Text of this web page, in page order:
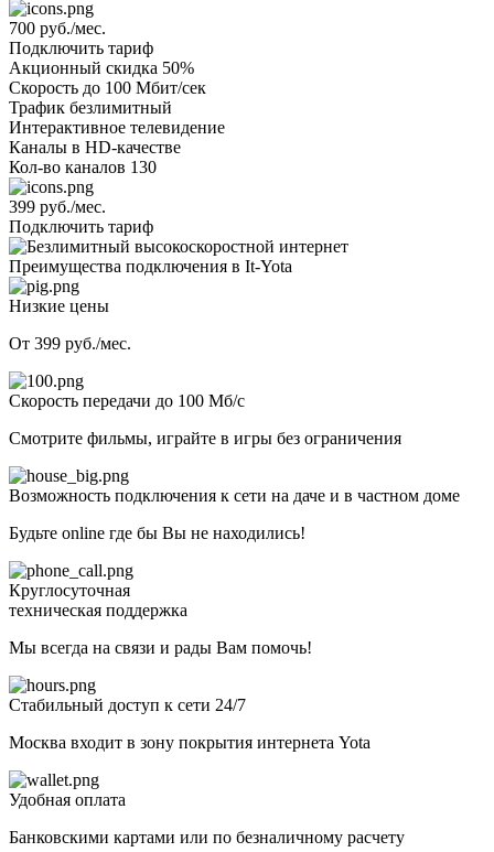
700 руб./мес.
Подключить тариф
Акционный скидка 50%
Скорость до 100 Мбит/сек
Трафик безлимитный
Интерактивное телевидение
Каналы в HD-качестве
Кол-во каналов 130
399 руб./мес.
Подключить тариф
Преимущества подключения в It-Yota
Низкие цены
От 399 руб./мес.
Скорость передачи до 100 Мб/с
Смотрите фильмы, играйте в игры без ограничения
Возможность подключения к сети на даче и в частном доме
Будьте online где бы Вы не находились!
Круглосуточная
техническая поддержка
Мы всегда на связи и рады Вам помочь!
Стабильный доступ к сети 24/7
Москва входит в зону покрытия интернета Yota
Удобная оплата
Банковскими картами или по безналичному расчету